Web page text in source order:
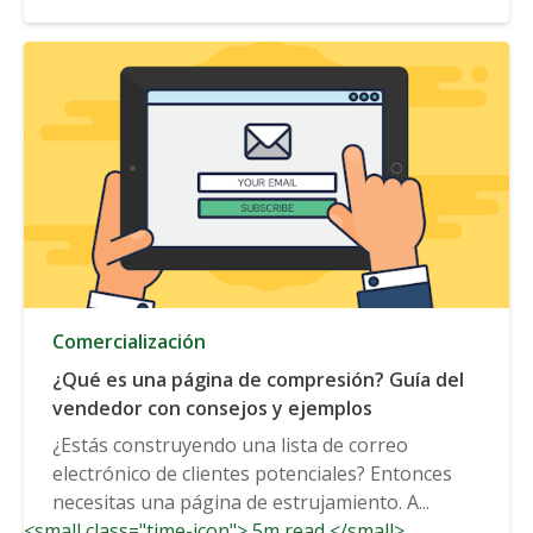
Comercialización
¿Qué es una página de compresión? Guía del
vendedor con consejos y ejemplos
¿Estás construyendo una lista de correo
electrónico de clientes potenciales? Entonces
necesitas una página de estrujamiento. A...